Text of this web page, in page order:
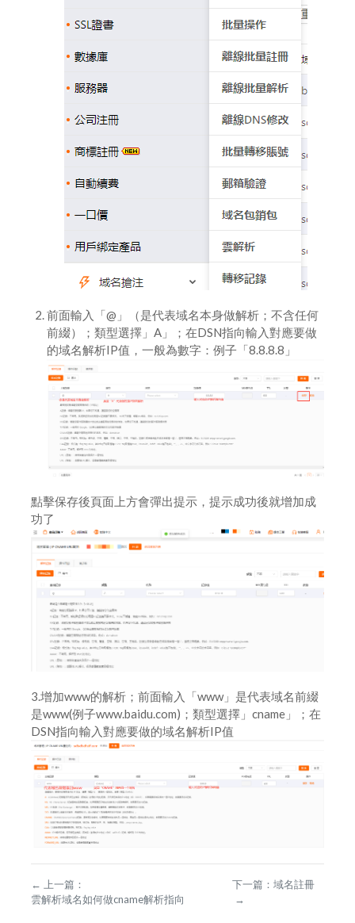
前面輸入「@」（是代表域名本身做解析；不含任何
前綴）；類型選擇」A」；在DSN指向輸入對應要做
的域名解析IP值，一般為數字：例子「8.8.8.8」
點擊保存後頁面上方會彈出提示，提示成功後就增加成
功了
3.增加www的解析；前面輸入「www」是代表域名前綴
是www(例子www.baidu.com)；類型選擇」cname」；在
DSN指向輸入對應要做的域名解析IP值
←
上一篇：
雲解析域名如何做cname解析指向
下一篇： 域名註冊
→